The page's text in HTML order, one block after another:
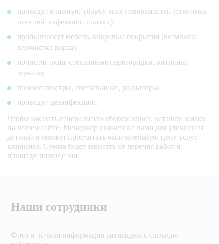
проведут влажную уборку всех поверхностей (стеновых
панелей, кафельной плитки);
пропылесосят мебель, ковровые покрытия (возможна
химчистка ворса);
почистят окна, стеклянные перегородки, витрины,
зеркала;
помоют люстры, светильники, радиаторы;
проведут дезинфекцию.
Чтобы заказать генеральную уборку офиса, оставьте заявку
на нашем сайте. Менеджер свяжется с вами для уточнения
деталей и сможет просчитать окончательную цену услуг
клининга. Сумма будет зависеть от перечня работ и
площади помещения.
Наши сотрудники
Фото и личная информация размещена с согласия